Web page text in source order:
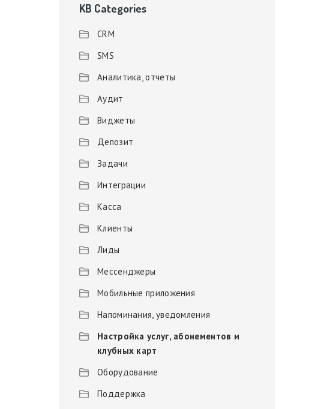
KB Categories
CRM
SMS
Аналитика, отчеты
Аудит
Виджеты
Депозит
Задачи
Интеграции
Касса
Клиенты
Лиды
Мессенджеры
Мобильные приложения
Напоминания, уведомления
Настройка услуг, абонементов и
клубных карт
Оборудование
Поддержка